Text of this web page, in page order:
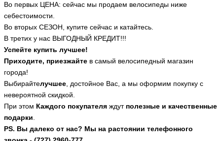
Во первых ЦЕНА: сейчас мы продаем велосипеды ниже
себестоимости.
Во вторых СЕЗОН, купите сейчас и катайтесь.
В третих у нас ВЫГОДНЫЙ КРЕДИТ!!!
Успейте купить лучшее!
Приходите, приезжайте в самый велосипедный магазин
города!
Выбирайтелучшее, достойное Вас, а мы оформим покупку с
невероятной скидкой.
При этом Каждого покупателя ждут полезные и качественные
подарки.
PS. Вы далеко от нас? Мы на растоянии телефонного